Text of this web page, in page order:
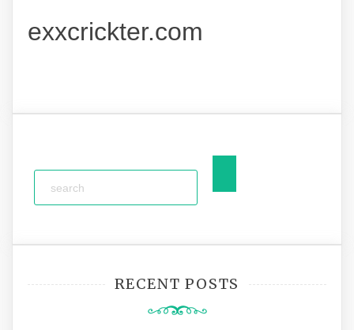
exxcrickter.com
RECENT POSTS